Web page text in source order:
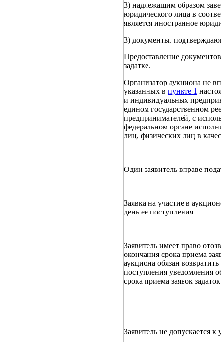
3) надлежащим образом
юридического лица в
является иностранное
3) документы,
Предоставление
задатке.
Организатор аукциона не
указанных в пункте 1
и индивидуальных
едином государственном
предпринимателей, с
федеральном органе
лиц, физических лиц в
Один заявитель вправе
Заявка на участие в
день ее поступления.
Заявитель имеет право
окончания срока приема
аукциона обязан
поступления уведомления
срока приема заявок
Заявитель не допускается